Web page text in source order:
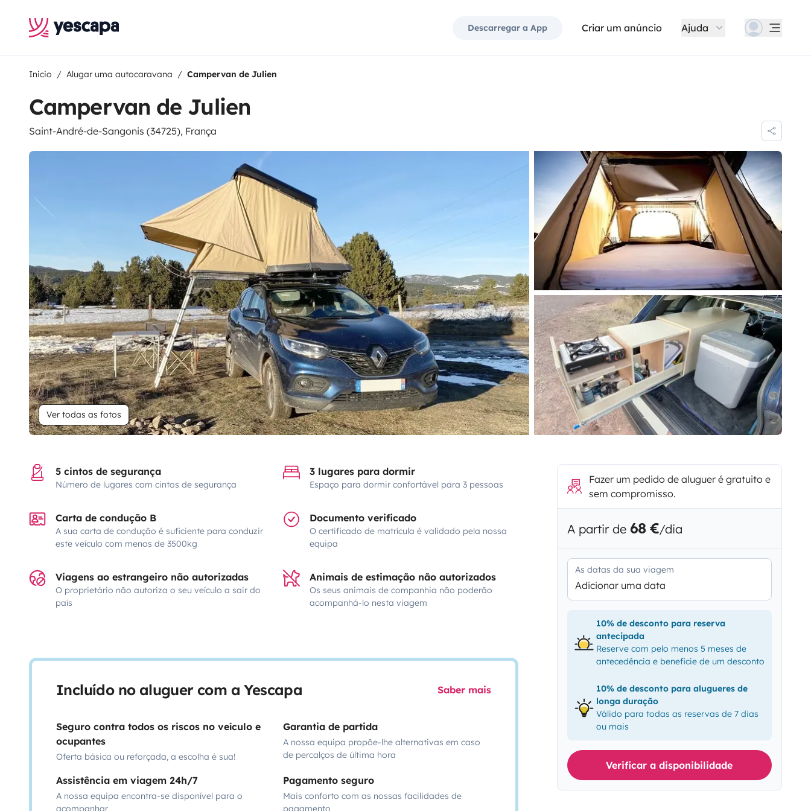
Descarregar a App Criar um anúncio Ajuda
Inicio Alugar uma autocaravana Campervan de Julien
Campervan de Julien
Saint-André-de-Sangonis (34725), França
Ver todas as fotos
5 cintos de segurança
Número de lugares com cintos de segurança
3 lugares para dormir
Espaço para dormir confortável para 3 pessoas
Carta de condução B
A sua carta de condução é suficiente para conduzir
este veículo com menos de 3500kg
Documento verificado
O certificado de matrícula é validado pela nossa
equipa
Viagens ao estrangeiro não autorizadas
O proprietário não autoriza o seu veículo a sair do
país
Animais de estimação não autorizados
Os seus animais de companhia não poderão
acompanhá-lo nesta viagem
Incluído no aluguer com a Yescapa Saber mais
Seguro contra todos os riscos no veículo e
ocupantes
Oferta básica ou reforçada, a escolha é sua!
Garantia de partida
A nossa equipa propõe-lhe alternativas em caso
de percalços de última hora
Assistência em viagem 24h/7
A nossa equipa encontra-se disponível para o
acompanhar
Pagamento seguro
Mais conforto com as nossas facilidades de
pagamento
Fazer um pedido de aluguer é gratuito e
sem compromisso.
A partir de 68 €/dia
As datas da sua viagem
Adicionar uma data
10% de desconto para reserva
antecipada
Reserve com pelo menos 5 meses de
antecedência e beneficie de um desconto
10% de desconto para alugueres de
longa duração
Válido para todas as reservas de 7 dias
ou mais
Verificar a disponibilidade